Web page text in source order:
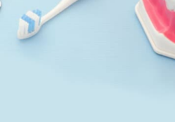
Cirugía bucal
Implantología dental